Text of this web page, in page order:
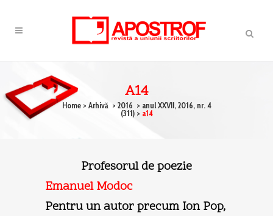
A14
Home> Arhivă > 2016 > anul XXVII, 2016, nr. 4
(311)> a14
Profesorul de poezie
Emanuel Modoc
Pentru un autor precum Ion Pop,